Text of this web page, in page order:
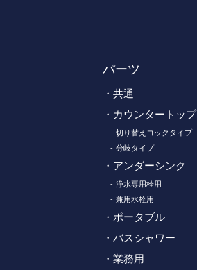
パーツ
共通
カウンタートップ
切り替えコックタイプ
分岐タイプ
アンダーシンク
浄水専用栓用
兼用水栓用
ポータブル
バスシャワー
業務用